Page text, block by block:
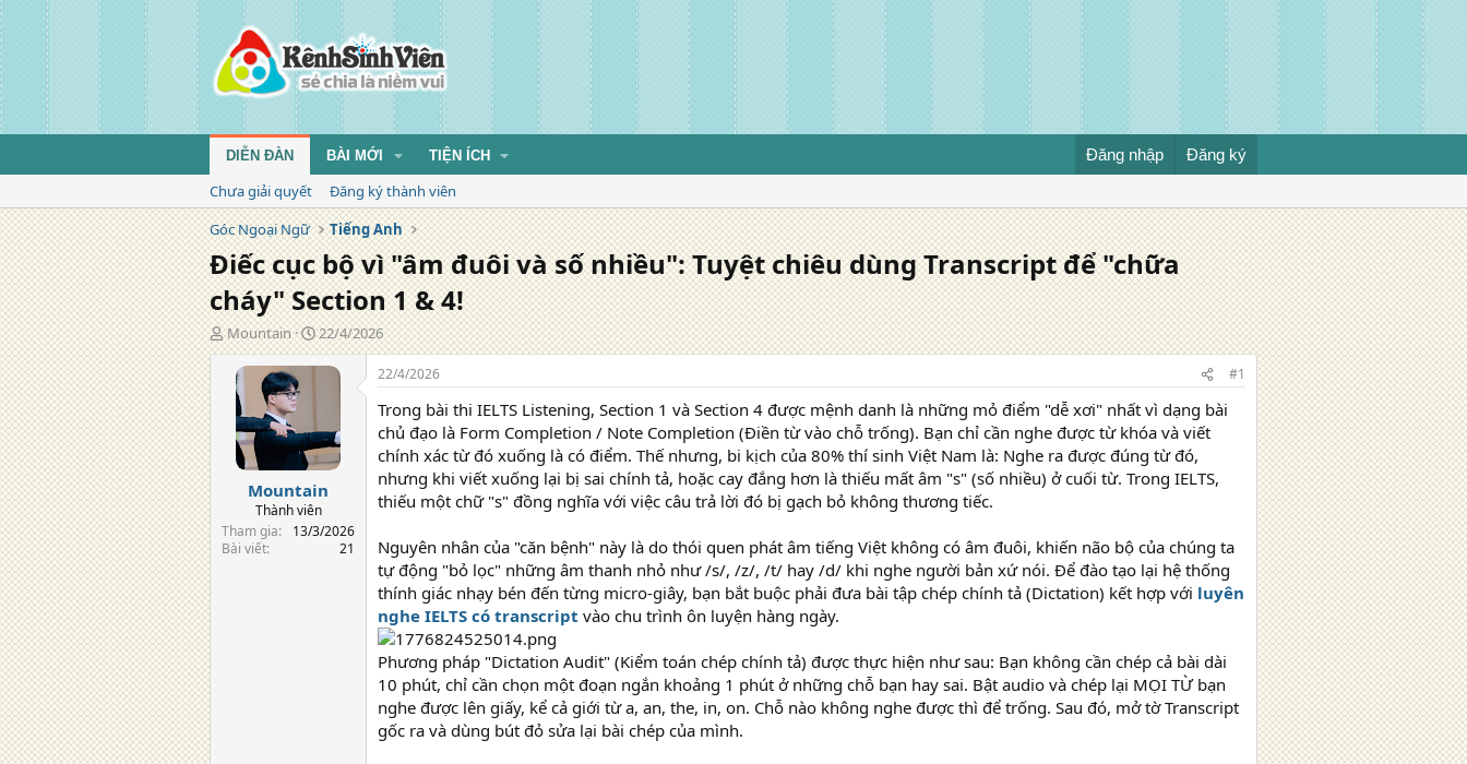
DIỄN ĐÀN BÀI MỚI TIỆN ÍCH Đăng nhập Đăng ký
Chưa giải quyết
Đăng ký thành viên
Góc Ngoại Ngữ
Tiếng Anh
Điếc cục bộ vì "âm đuôi và số nhiều": Tuyệt chiêu dùng Transcript để "chữa
cháy" Section 1 & 4!
T
á
Mountain
N
g
à
ă
n
g
22/4/2026
Mountain
Thành viên
Tham gia
13/3/2026
Bài viết
21
22/4/2026 #1
Trong bài thi IELTS Listening, Section 1 và Section 4 được mệnh danh là những mỏ điểm "dễ xơi" nhất vì dạng bài
chủ đạo là Form Completion / Note Completion (Điền từ vào chỗ trống). Bạn chỉ cần nghe được từ khóa và viết
chính xác từ đó xuống là có điểm. Thế nhưng, bi kịch của 80% thí sinh Việt Nam là: Nghe ra được đúng từ đó,
nhưng khi viết xuống lại bị sai chính tả, hoặc cay đắng hơn là thiếu mất âm "s" (số nhiều) ở cuối từ. Trong IELTS,
thiếu một chữ "s" đồng nghĩa với việc câu trả lời đó bị gạch bỏ không thương tiếc.
Nguyên nhân của "căn bệnh" này là do thói quen phát âm tiếng Việt không có âm đuôi, khiến não bộ của chúng ta
tự động "bỏ lọc" những âm thanh nhỏ như /s/, /z/, /t/ hay /d/ khi nghe người bản xứ nói. Để đào tạo lại hệ thống
thính giác nhạy bén đến từng micro-giây, bạn bắt buộc phải đưa bài tập chép chính tả (Dictation) kết hợp với luyên
nghe IELTS có transcript vào chu trình ôn luyện hàng ngày.
Phương pháp "Dictation Audit" (Kiểm toán chép chính tả) được thực hiện như sau: Bạn không cần chép cả bài dài
10 phút, chỉ cần chọn một đoạn ngắn khoảng 1 phút ở những chỗ bạn hay sai. Bật audio và chép lại MỌI TỪ bạn
nghe được lên giấy, kể cả giới từ a, an, the, in, on. Chỗ nào không nghe được thì để trống. Sau đó, mở tờ Transcript
gốc ra và dùng bút đỏ sửa lại bài chép của mình.